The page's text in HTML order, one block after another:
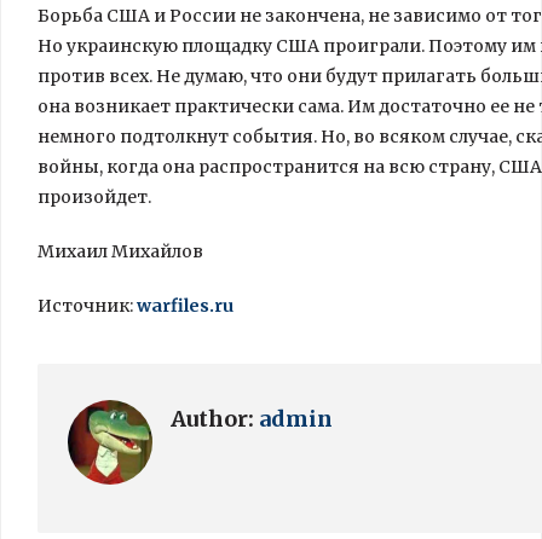
Борьба США и России не закончена, не зависимо от
Но украинскую площадку США проиграли. Поэтому им
против всех. Не думаю, что они будут прилагать
она возникает практически сама. Им достаточно ее
немного подтолкнут события. Но, во всяком случае,
войны, когда она распространится на всю страну,
произойдет.
Михаил Михайлов
Источник:warfiles.ru
Author: admin